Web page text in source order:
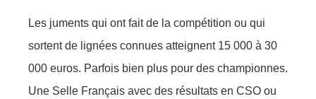
Les juments qui ont fait de la compétition ou qui
sortent de lignées connues atteignent 15 000 à 30
000 euros. Parfois bien plus pour des championnes.
Une Selle Français avec des résultats en CSO ou